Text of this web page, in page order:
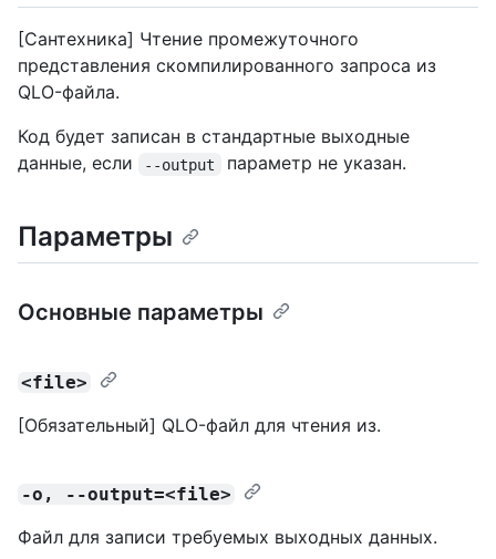
[Сантехника] Чтение промежуточного
представления скомпилированного запроса из
QLO-файла.
Код будет записан в стандартные выходные
данные, если
--output параметр не указан.
Параметры
Основные параметры
<file>
[Обязательный] QLO-файл для чтения из.
-o, --output=<file>
Файл для записи требуемых выходных данных.